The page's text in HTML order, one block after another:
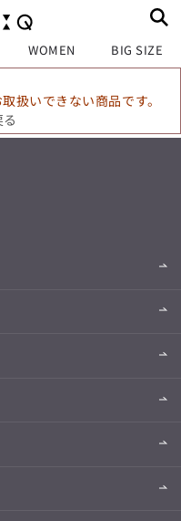
WOMEN BIG SIZE
扱いできない商品です。